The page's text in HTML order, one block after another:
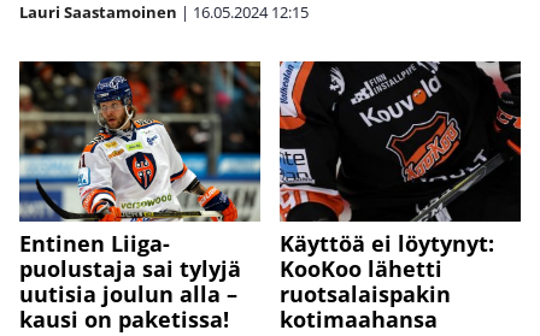
Lauri Saastamoinen | 16.05.2024 12:15
Entinen Liiga-
puolustaja sai tylyjä
uutisia joulun alla –
kausi on paketissa!
Käyttöä ei löytynyt:
KooKoo lähetti
ruotsalaispakin
kotimaahansa